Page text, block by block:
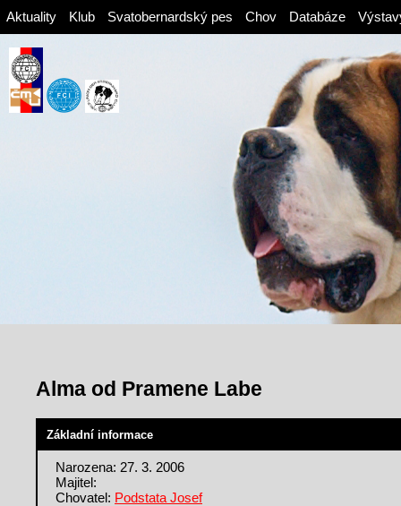
Aktuality Klub Svatobernardský pes Chov Databáze
Alma od Pramene Labe
Základní informace
Narozena: 27. 3. 2006
Majitel:
Chovatel: Podstata Josef